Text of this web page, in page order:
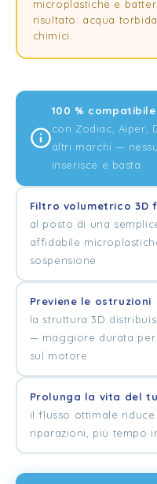
microplastiche e
risultato: acqua
chimici.
100 % compatibile
con Zodiac, Aiper,
altri marchi —
inserisce e basta
Filtro volumetrico 3D
al posto di una
affidabile
sospensione
Previene le ostruzioni
la struttura 3D
— maggiore durata
sul motore
Prolunga la vita del
il flusso ottimale
riparazioni, più tempo